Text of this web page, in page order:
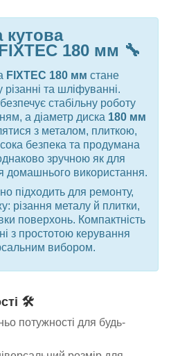
кутова
180 мм 🔧
FIXTEC 180 мм стане
та шліфуванні.
стабільну роботу
а діаметр диска 180 мм
з металом, плиткою,
безпека та продумана
зручною як для
домашнього використання.
підходить для ремонту,
різання металу й плитки,
поверхонь. Компактність
з простотою керування
вибором.
🛠️
потужності для будь-